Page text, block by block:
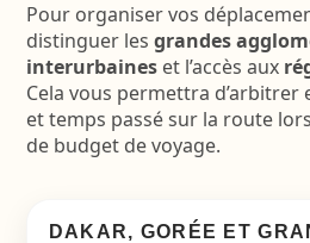
Pour organiser vos
distinguer les grandes
interurbaineset l’accès aux
Cela vous permettra
et temps passé sur la route
de budget de voyage.
DAKAR, GORÉE ET